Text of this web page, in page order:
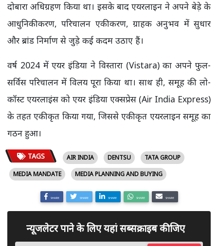
दोबारा अधिग्रहण किया था। इसके बाद एयरलाइन ने अपने बेड़े के
आधुनिकीकरण, परिचालन एकीकरण, ग्राहक अनुभव में सुधार
और ब्रांड निर्माण से जुड़े कई कदम उठाए हैं।
वर्ष 2024 में एयर इंडिया ने विस्तारा (Vistara) का अपने फुल-
सर्विस परिचालन में विलय पूरा किया था। साथ ही, समूह की लो-
कॉस्ट एयरलाइंस को एयर इंडिया एक्सप्रेस (Air India Express)
के तहत एकीकृत किया गया, जिससे एकीकृत एयरलाइन समूह का
गठन हुआ।
TAGS AIR INDIA DENTSU
TATA GROUP
MEDIA MANDATE
MEDIA PLANNING AND BUYING
SHARE SHARE SHARE SHARE SHARE
न्यूजलेटर पाने के लिए यहां सब्सक्राइब कीजिए